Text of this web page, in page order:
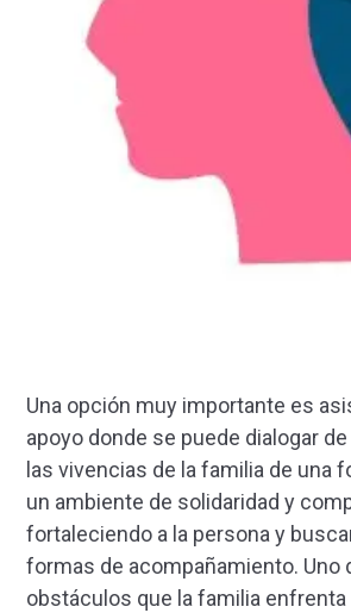
Una opción muy importante es
apoyo don­de se puede dialogar
las vivencias de la familia de una
un ambiente de solidaridad y
fortaleciendo a la persona y
formas de acompañamiento. Uno
obstáculos que la familia